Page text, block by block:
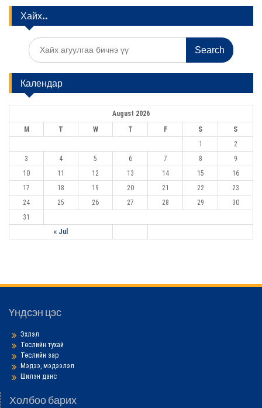
a
v
t
n
Хайх..
S
e
r
c
h
f
r
:
Календар
August 2026
M
T W T F S S
« Jul
1
2
3
4 5 6 7 8
9
10
11 12 13 14 15
16
17
18 19 20 21 22
23
24
25 26 27 28 29
30
31
Үндсэн цэс
Эхлэл
Төслийн тухай
Төслийн зар
Мэдээ, мэдээлэл
Шилэн данс
Холбоо барих